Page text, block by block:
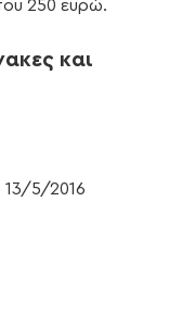
250 ευρώ.
και
13/5/2016